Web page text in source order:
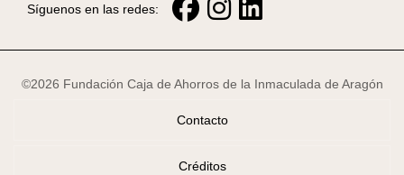
Síguenos en las redes:
©2026 Fundación Caja de Ahorros de la Inmaculada de Aragón
Contacto
Créditos